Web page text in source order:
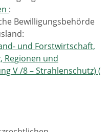
:
Bewilligungsbehörde
und Forstwirtschaft,
Regionen und
V/8 – Strahlenschutz) (